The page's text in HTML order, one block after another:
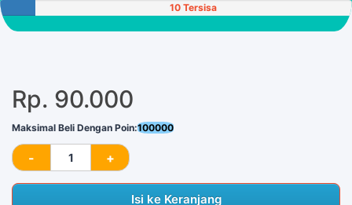
10 Tersisa
Rp. 90.000
Maksimal Beli Dengan Poin:100000
Isi ke Keranjang